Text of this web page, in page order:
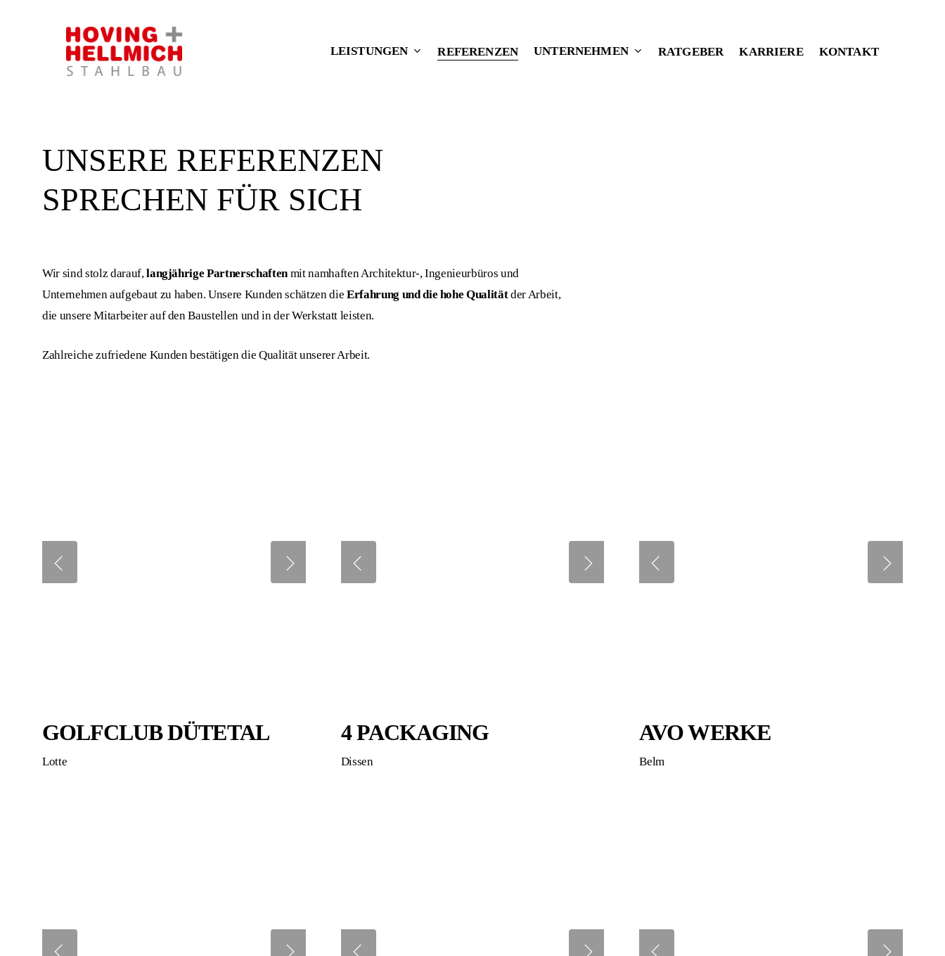
LEISTUNGEN REFERENZEN UNTERNEHMEN RATGEBER KARRIERE KONTAKT
UNSERE REFERENZEN
SPRECHEN FÜR SICH
Wir sind stolz darauf,langjährige Partnerschaftenmit namhaften Architektur-, Ingenieurbüros und
Unternehmen aufgebaut zu haben. Unsere Kunden schätzen die Erfahrung und die hohe Qualitätder Arbeit,
die unsere Mitarbeiter auf den Baustellen und in der Werkstatt leisten.
Zahlreiche zufriedene Kunden bestätigen die Qualität unserer Arbeit.
GOLFCLUB DÜTETAL
Lotte
4 PACKAGING
Dissen
AVO WERKE
Belm